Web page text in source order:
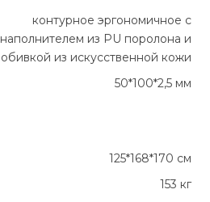
контурное эргономичное с
наполнителем из PU поролона и
обивкой из искусственной кожи
50*100*2,5 мм
125*168*170 см
153 кг